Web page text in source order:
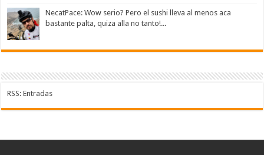
NecatPace: Wow serio? Pero el sushi lleva al menos aca
bastante palta, quiza alla no tanto!...
RSS: Entradas